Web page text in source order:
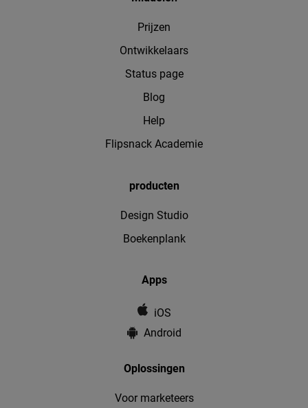
Prijzen
Ontwikkelaars
Status page
Blog
Help
Flipsnack Academie
producten
Design Studio
Boekenplank
Apps
iOS
Android
Oplossingen
Voor marketeers